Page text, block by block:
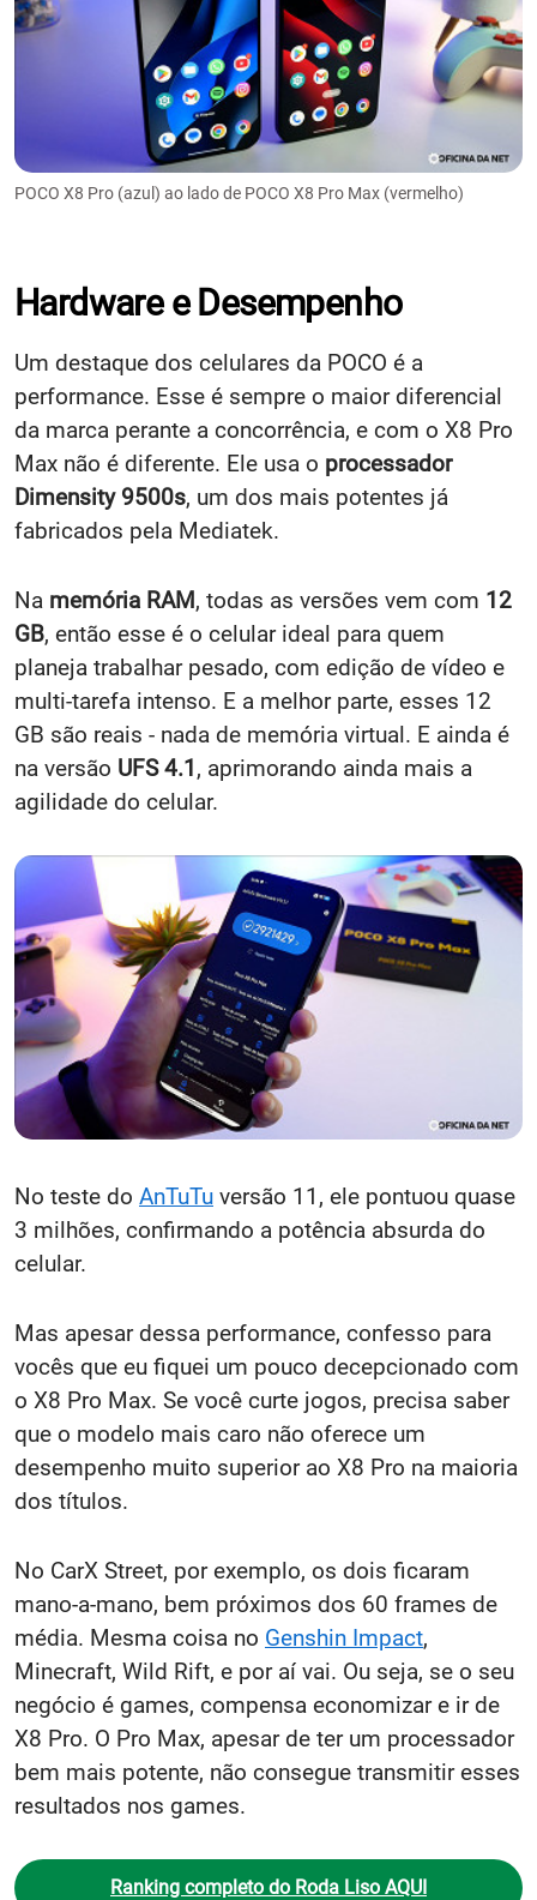
POCO X8 Pro (azul) ao lado de POCO X8 Pro Max (vermelho)
Hardware e Desempenho
Um destaque dos celulares da POCO é a
performance. Esse é sempre o maior diferencial
da marca perante a concorrência, e com o X8 Pro
Max não é diferente. Ele usa o processador
Dimensity 9500s, um dos mais potentes já
fabricados pela Mediatek.
Na memória RAM, todas as versões vem com 12
GB, então esse é o celular ideal para quem
planeja trabalhar pesado, com edição de vídeo e
multi-tarefa intenso. E a melhor parte, esses 12
GB são reais - nada de memória virtual. E ainda é
na versão UFS 4.1, aprimorando ainda mais a
agilidade do celular.
No teste do AnTuTu versão 11, ele pontuou quase
3 milhões, confirmando a potência absurda do
celular.
Mas apesar dessa performance, confesso para
vocês que eu fiquei um pouco decepcionado com
o X8 Pro Max. Se você curte jogos, precisa saber
que o modelo mais caro não oferece um
desempenho muito superior ao X8 Pro na maioria
dos títulos.
No CarX Street, por exemplo, os dois ficaram
mano-a-mano, bem próximos dos 60 frames de
média. Mesma coisa no Genshin Impact,
Minecraft, Wild Rift, e por aí vai. Ou seja, se o seu
negócio é games, compensa economizar e ir de
X8 Pro. O Pro Max, apesar de ter um processador
bem mais potente, não consegue transmitir esses
resultados nos games.
Ranking completo do Roda Liso AQUI